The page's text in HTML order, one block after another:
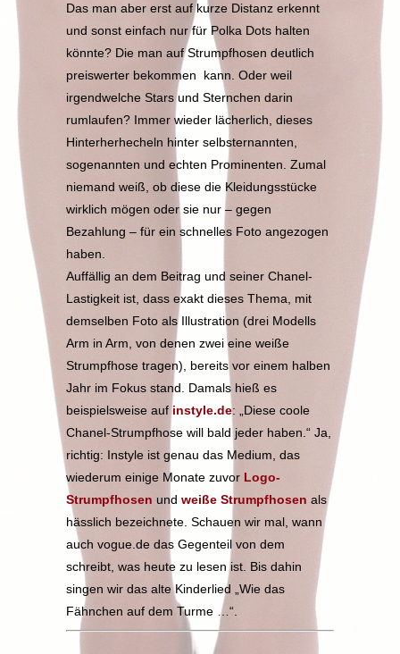
Das man aber erst auf kurze Distanz erkennt
und sonst einfach nur für Polka Dots halten
könnte? Die man auf Strumpfhosen deutlich
preiswerter bekommen kann. Oder weil
irgendwelche Stars und Sternchen darin
rumlaufen? Immer wieder lächerlich, dieses
Hinterherhecheln hinter selbsternannten,
sogenannten und echten Prominenten. Zumal
niemand weiß, ob diese die Kleidungsstücke
wirklich mögen oder sie nur – gegen
Bezahlung – für ein schnelles Foto angezogen
haben.
Auffällig an dem Beitrag und seiner Chanel-
Lastigkeit ist, dass exakt dieses Thema, mit
demselben Foto als Illustration (drei Modells
Arm in Arm, von denen zwei eine weiße
Strumpfhose tragen), bereits vor einem halben
Jahr im Fokus stand. Damals hieß es
beispielsweise aufinstyle.de: „Diese coole
Chanel-Strumpfhose will bald jeder haben.“ Ja,
richtig: Instyle ist genau das Medium, das
wiederum einige Monate zuvor Logo-
Strumpfhosen und weiße Strumpfhosen als
hässlich bezeichnete. Schauen wir mal, wann
auch vogue.de das Gegenteil von dem
schreibt, was heute zu lesen ist. Bis dahin
singen wir das alte Kinderlied „Wie das
Fähnchen auf dem Turme …“.